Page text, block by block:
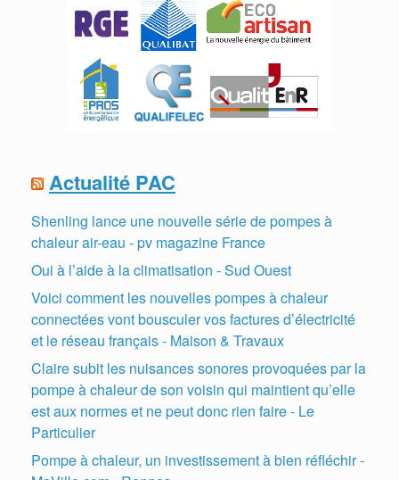
Actualité PAC
Shenling lance une nouvelle série de pompes à
chaleur air-eau - pv magazine France
Oui à l’aide à la climatisation - Sud Ouest
Voici comment les nouvelles pompes à chaleur
connectées vont bousculer vos factures d’électricité
et le réseau français - Maison & Travaux
Claire subit les nuisances sonores provoquées par la
pompe à chaleur de son voisin qui maintient qu’elle
est aux normes et ne peut donc rien faire - Le
Particulier
Pompe à chaleur, un investissement à bien réfléchir -